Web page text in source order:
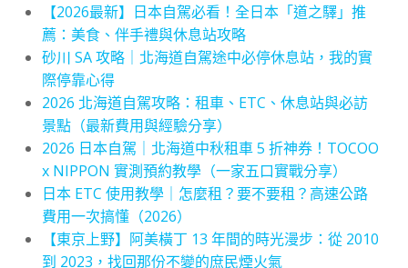
【2026最新】日本自駕必看！全日本「道之驛」推
薦：美食、伴手禮與休息站攻略
砂川 SA 攻略｜北海道自駕途中必停休息站，我的實
際停靠心得
2026 北海道自駕攻略：租車、ETC、休息站與必訪
景點（最新費用與經驗分享）
2026 日本自駕｜北海道中秋租車 5 折神券！TOCOO
x NIPPON 實測預約教學（一家五口實戰分享）
日本 ETC 使用教學｜怎麼租？要不要租？高速公路
費用一次搞懂（2026）
【東京上野】阿美橫丁 13 年間的時光漫步：從 2010
到 2023，找回那份不變的庶民煙火氣